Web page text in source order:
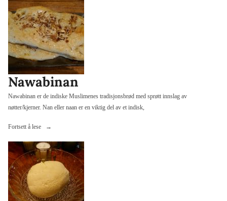
løkfrø
(Nigellafrø)»
Nawabinan
Nawabinan er de indiske Muslimenes tradisjonsbrød med sprøtt innslag av
nøtter/kjerner. Nan eller naan er en viktig del av et indisk,
Fortsett å lese «Nawabinan»